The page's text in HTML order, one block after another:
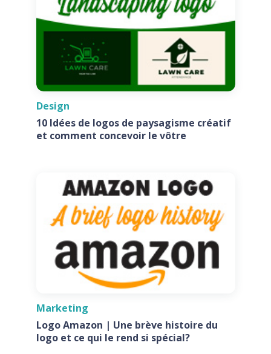
Design
10 Idées de logos de paysagisme créatif
et comment concevoir le vôtre
Marketing
Logo Amazon | Une brève histoire du
logo et ce qui le rend si spécial?